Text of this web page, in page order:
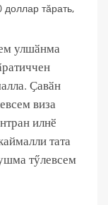
тӑрать,
улшӑнма
Ҫавӑн
виза
илнӗ
тата
тӳлевсем